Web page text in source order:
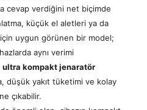
cevap verdiğini net biçimde
küçük el aletleri ya da
uygun görünen bir model;
aynı verimi
ultra kompakt jenaratör
düşük yakıt tüketimi ve kolay
çıkabilir.